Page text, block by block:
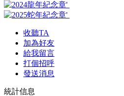
收聽TA
加為好友
給我留言
打個招呼
發送消息
統計信息